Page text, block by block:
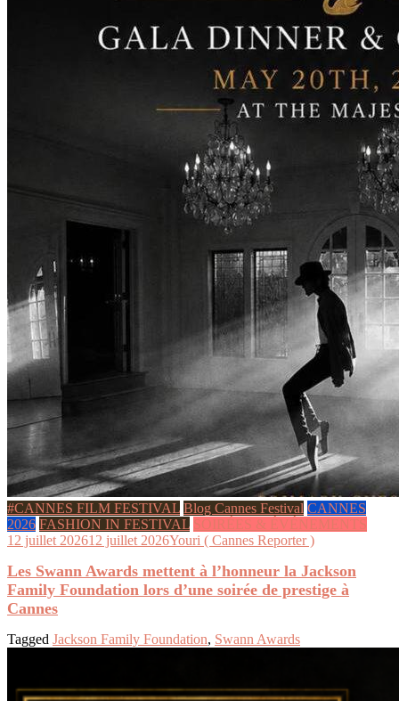
#CANNES FILM FESTIVAL Blog Cannes Festival CANNES
2026 FASHION IN FESTIVAL SOIRÉES & ÉVÉNEMENTS
12 juillet 202612 juillet 2026Youri ( Cannes Reporter )
Les Swann Awards mettent à l’honneur la Jackson
Family Foundation lors d’une soirée de prestige à
Cannes
Tagged Jackson Family Foundation, Swann Awards